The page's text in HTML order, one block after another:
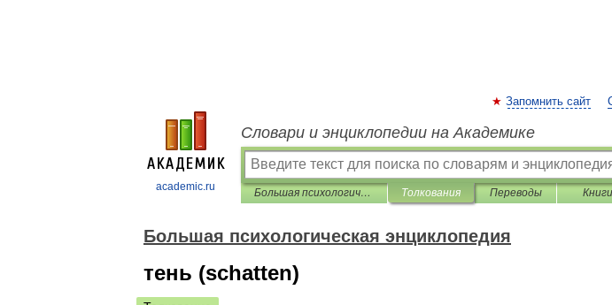
academic.ru
Запомнить сайт
Словари и энциклопедии на Академике
Большая психологическая энциклопедия Толкования Переводы Книги
Большая психологическая энциклопедия
тень (schatten)